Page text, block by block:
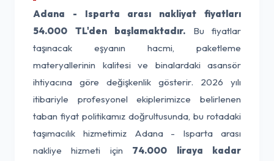
Adana - Isparta arası nakliyat fiyatları
54.000 TL'den başlamaktadır. Bu fiyatlar
taşınacak eşyanın hacmi, paketleme
materyallerinin kalitesi ve binalardaki asansör
ihtiyacına göre değişkenlik gösterir. 2026 yılı
itibariyle profesyonel ekiplerimizce belirlenen
taban fiyat politikamız doğrultusunda, bu rotadaki
taşımacılık hizmetimiz Adana - Isparta arası
nakliye hizmeti için 74.000 liraya kadar